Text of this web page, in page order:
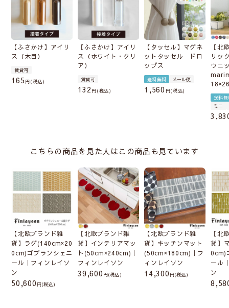
【ふさかけ】アイリ
ス（木目）
賃貸可
165 税込
【ふさかけ】アイリ
ス（ホワイト・クリ
ア）
賃貸可
132 税込
【タッセル】マグネ
ットタッセル ドロ
ップス
送料無料 メール便
1,560 税込
【北
リッ
ウニ
送料無
ミニ
こちらの商品を見た人はこの商品も見ています
【北欧ブランド雑
貨】ラグ(140cm×20
0cm)ゴブランシェニ
ール｜フィンレイソ
ン
50,600 (税込)
【北欧ブランド雑
貨】インテリアマッ
ト(50cm×240cm)｜
フィンレイソン
39,600 (税込)
【北欧ブランド雑
貨】キッチンマット
(50cm×180cm)｜フ
ィンレイソン
14,300 (税込)
【北
貨】
0cm)
ール
ン